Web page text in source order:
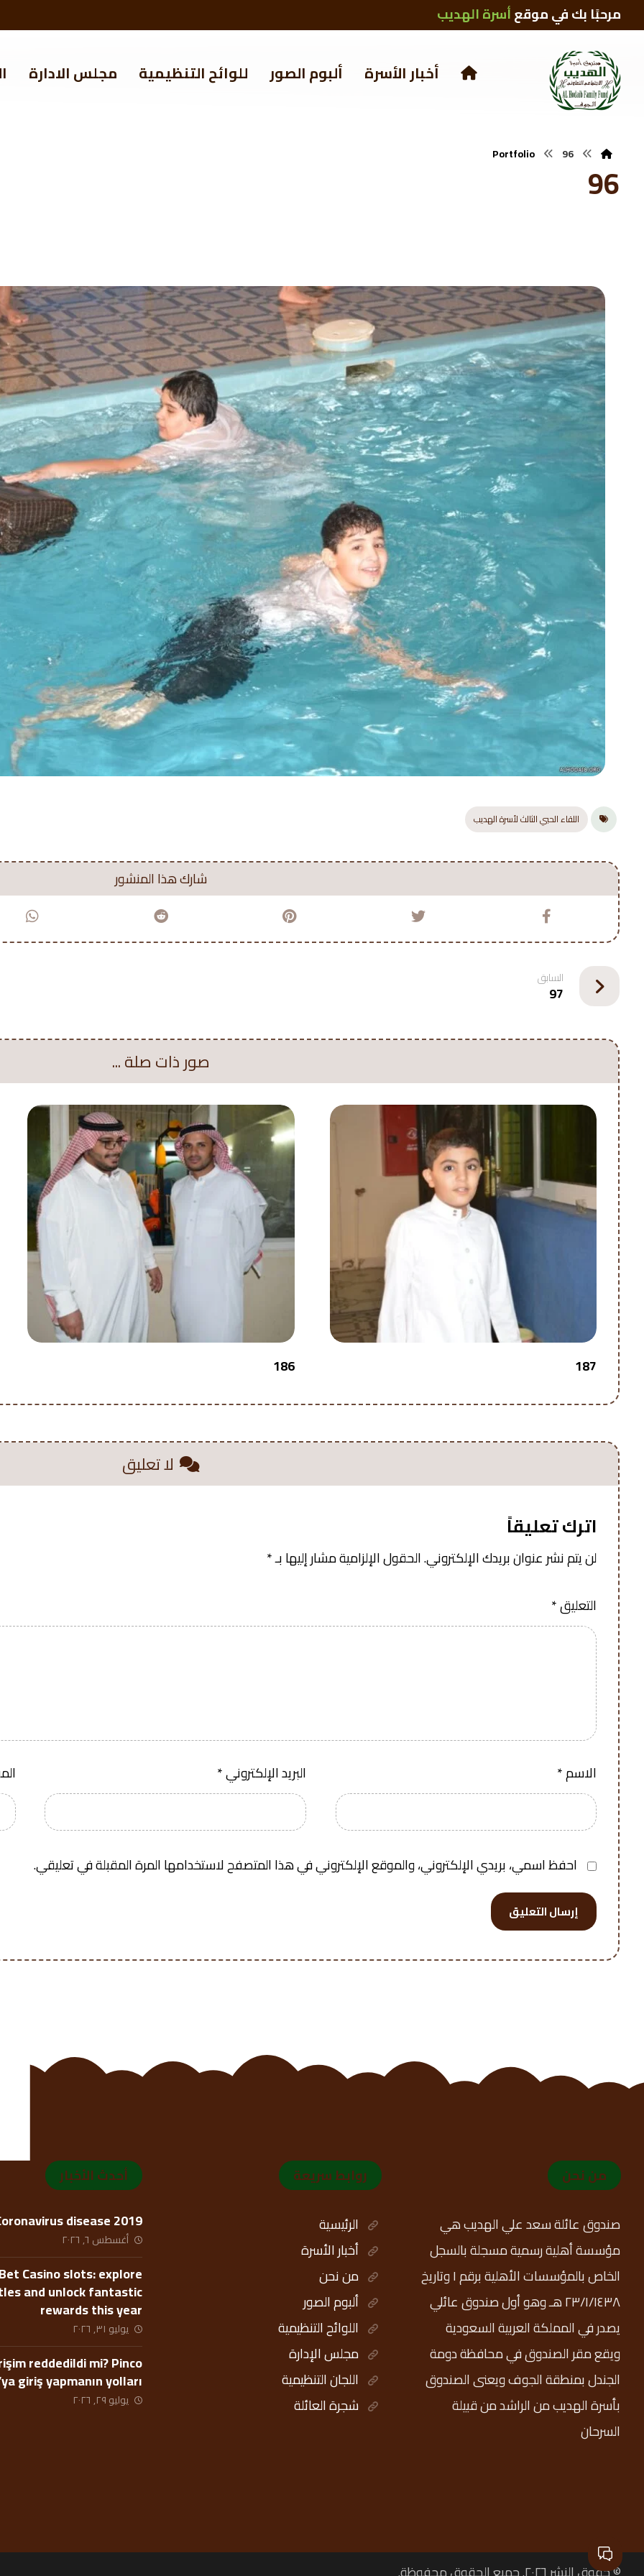
مرحبًا بك في موقعأسرة الهديب
أخبار الأسرة ألبوم الصور للوائح التنظيمية مجلس الادارة
Portfolio 96
96
اللقاء الحبي الثالث لأسرة الهديب
السابق
97
صور ذات صلة ...
187
186
لا تعليق
اترك تعليقاً
لن يتم نشر عنوان بريدك الإلكتروني.الحقول الإلزامية مشار إليها بـ*
التعليق*
الاسم* البريد الإلكتروني*
احفظ اسمي، بريدي الإلكتروني، والموقع الإلكتروني في هذا المتصفح لاستخدامها المرة المقبلة في تعليقي.
إرسال التعليق
من نحن
صندوق عائلة سعد علي الهديب هي
مؤسسة أهلية رسمية مسجلة بالسجل
الخاص بالمؤسسات الأهلية برقم ١ وتاريخ
٢٣/١/١٤٣٨ هـ وهو أول صندوق عائلي
يصدر في المملكة العربية السعودية
ويقع مقر الصندوق في محافظة دومة
الجندل بمنطقة الجوف ويعنى الصندوق
بأسرة الهديب من الراشد من قبيلة
السرحان
روابط سريعة
الرئيسية
أخبار الأسرة
من نحن
ألبوم الصور
اللوائح التنظيمية
مجلس الإدارة
اللجان التنظيمية
شجرة العائلة
أحدث الأخبار
disease 2019
أغسطس ٦, ٢٠٢٦
Casino slots: explore
and unlock fantastic
rewards this year
يوليو ٣١, ٢٠٢٦
reddedildi mi? Pinco
giriş yapmanın yolları
يوليو ٢٩, ٢٠٢٦